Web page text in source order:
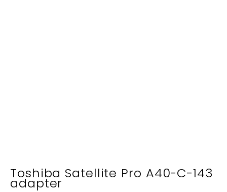
Toshiba Satellite Pro A40-C-143
adapter